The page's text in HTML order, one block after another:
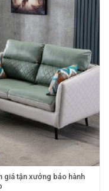
giá tận xưởng bảo hành